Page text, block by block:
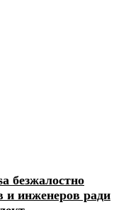
безжалостно
и инженеров ради